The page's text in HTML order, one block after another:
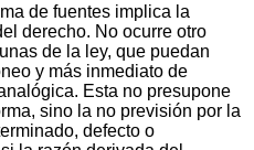
de fuentes implica la
derecho. No ocurre otro
de la ley, que puedan
y más inmediato de
Esta no presupone
sino la no previsión por la
defecto o